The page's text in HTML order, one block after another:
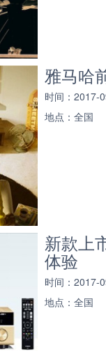
雅马哈
时间：2017-
地点：全国
新款上
体验
时间：2017-
地点：全国